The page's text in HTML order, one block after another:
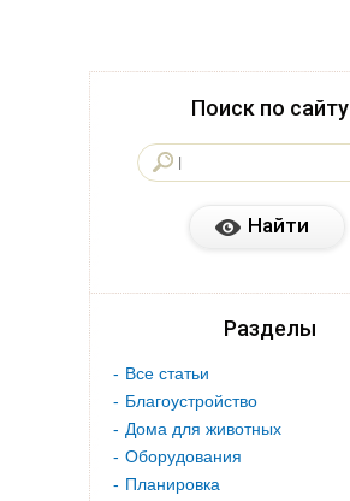
Поиск по сайту
Разделы
Все статьи
Благоустройство
Дома для животных
Оборудования
Планировка